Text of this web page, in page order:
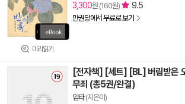
미리읽기
3,300원 (160원) 9.5
만권당에서 무료로 보기
[전자책] [세트] [BL] 버림받은
무죄 (총5권/완결)
임타(지은이)